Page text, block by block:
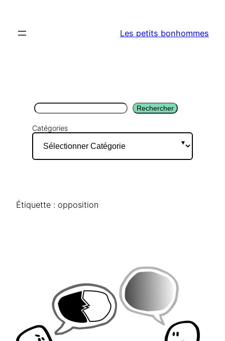
contenu
Les petits bonhommes
Rechercher Rechercher
Catégories
Étiquette : opposition